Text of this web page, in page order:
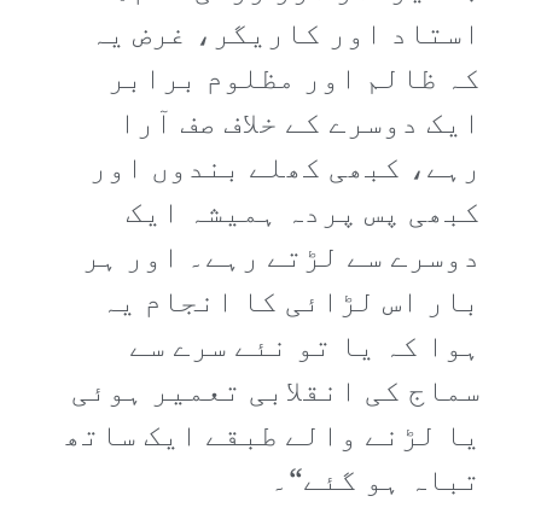
استاد اور کاریگر، غرض یہ
کہ ظالم اور مظلوم برابر
ایک دوسرے کے خلاف صف آرا
رہے، کبھی کھلے بندوں اور
کبھی پس پردہ ہمیشہ ایک
دوسرے سے لڑتے رہے۔ اور ہر
بار اس لڑائی کا انجام یہ
ہوا کہ یا تو نئے سرے سے
سماج کی انقلابی تعمیر ہوئی
یا لڑنے والے طبقے ایک ساتھ
تباہ ہو گئے“۔